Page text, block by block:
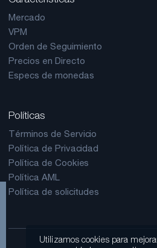
Mercado
VPM
Orden de Seguimiento
Precios en Directo
Especs de monedas
Políticas
Términos de Servicio
Política de Privacidad
Política de Cookies
Política AML
Política de solicitudes
Utilizamos cookies para